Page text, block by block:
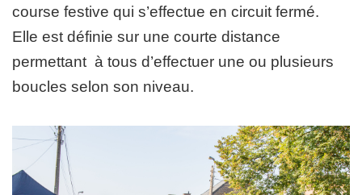
course festive qui s’effectue en circuit fermé.
Elle est définie sur une courte distance
permettant à tous d’effectuer une ou plusieurs
boucles selon son niveau.